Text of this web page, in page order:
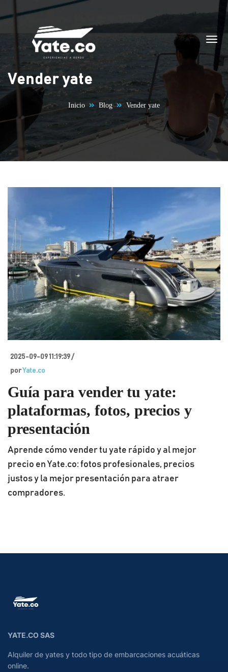
Saltar al contenido
Vender yate
Inicio Blog Vender yate
2025-09-09 11:19:39 /
porYate.co
Guía para vender tu yate:
plataformas, fotos, precios y
presentación
Aprende cómo vender tu yate rápido y al mejor
precio en Yate.co: fotos profesionales, precios
justos y la mejor presentación para atraer
compradores.
YATE.CO SAS
Alquiler de yates y todo tipo de embarcaciones acuáticas
online.